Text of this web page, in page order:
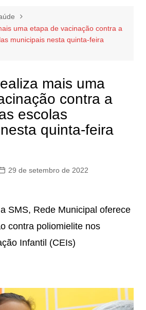
uma etapa de vacinação contra a
municipais nesta quinta-feira
mais uma
contra a
escolas
quinta-feira
29 de setembro de 2022
SMS, Rede Municipal oferece
contra poliomielite nos
Infantil (CEIs)